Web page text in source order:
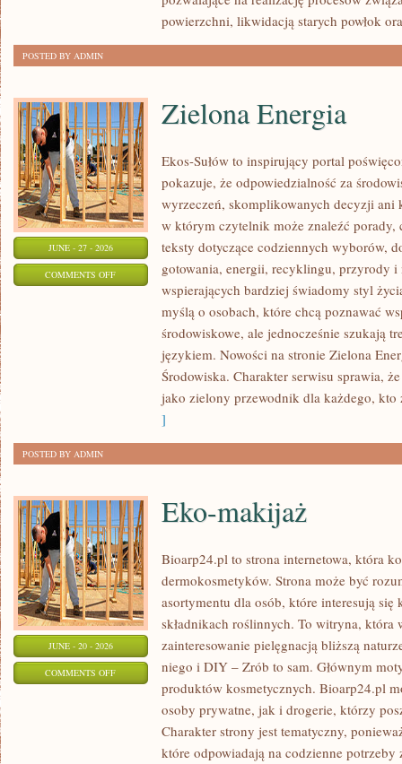
powierzchni, likwidacją starych powłok
POSTED BY ADMIN
JUNE - 27 - 2026
COMMENTS OFFON
Zielona Energia
Ekos-Sułów to inspirujący portal
pokazuje, że odpowiedzialność za
wyrzeczeń, skomplikowanych decyzji ani
w którym czytelnik może znaleźć porady,
teksty dotyczące codziennych wyborów,
gotowania, energii, recyklingu, przyrody i
wspierających bardziej świadomy styl
myślą o osobach, które chcą poznawać
środowiskowe, ale jednocześnie szukają
językiem. Nowości na stronie Zielona
Środowiska. Charakter serwisu sprawia,
jako zielony przewodnik dla każdego, kto
]
POSTED BY ADMIN
JUNE - 20 - 2026
COMMENTS OFFON
Eko-makijaż
Bioarp24.pl to strona internetowa, która
dermokosmetyków. Strona może być
asortymentu dla osób, które interesują
składnikach roślinnych. To witryna, która
zainteresowanie pielęgnacją bliższą
niego i DIY – Zrób to sam. Głównym
produktów kosmetycznych. Bioarp24.pl
osoby prywatne, jak i drogerie, którzy
Charakter strony jest tematyczny,
które odpowiadają na codzienne potrzeby